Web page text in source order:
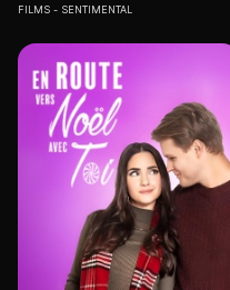
FILMS SENTIMENTAL